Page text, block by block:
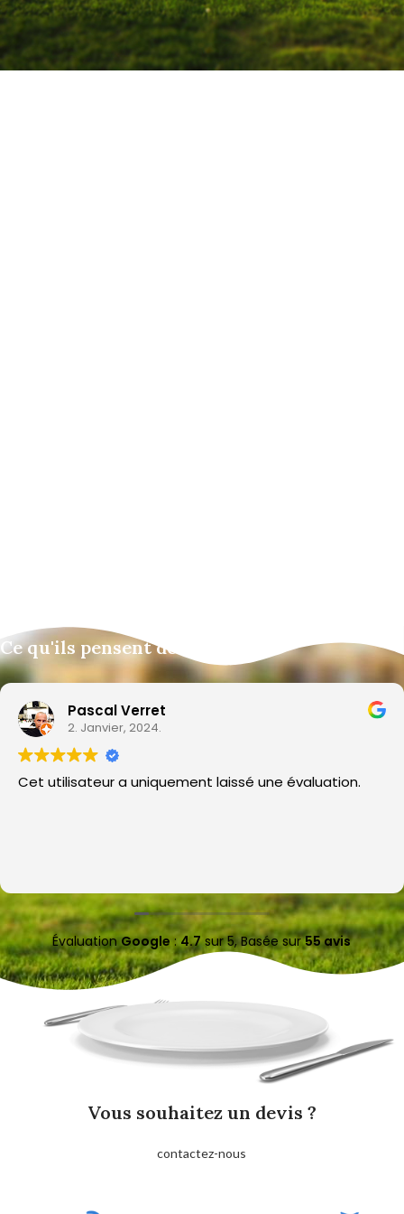
Ce qu'ils pensent de nous
Pascal Verret
2. Janvier, 2024.
Cet utilisateur a uniquement laissé une évaluation.
ÉvaluationGoogle : 4.7sur 5, Basée sur55 avis
Vous souhaitez un devis ?
contactez-nous